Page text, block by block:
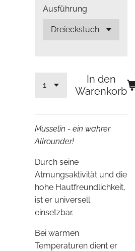
Ausführung
In den
Warenkorb
Musselin - ein wahrer
Allrounder!
Durch seine
Atmungsaktivität und die
hohe Hautfreundlichkeit,
ist er universell
einsetzbar.
Bei warmen
Temperaturen dient er